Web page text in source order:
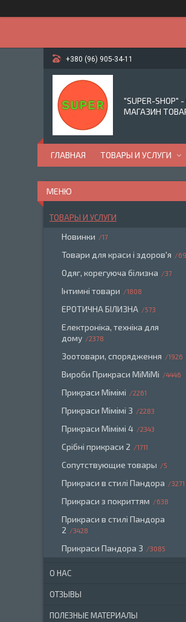
+380 (96) 905-34-11
"SUPER-
МАГАЗИН
ГЛАВНАЯ ТОВАРЫ И УСЛУГИ
ТОВАРЫ И УСЛУГИ
Новинки 17
Товари для краси і здоров'я
Одяг, корегуюча білизна 37
Інтимні товари 1808
ЕРОТИЧНА БІЛИЗНА 573
Електроніка, техніка для
дому
2378
Зоотовари, спорядження 1926
Вироби Прикраси МіМіМі 4446
Прикраси Мімімі 2261
Прикраси Мімімі 3 2283
Прикраси Мімімі 4 2343
Срібні прикраси 2 1711
Сопутствующие товары 5
Прикраси в стилі Пандора 3271
Прикраси з покриттям 638
Прикраси в стилі Пандора
2
3428
Прикраси Пандора 3 3085
О НАС
ОТЗЫВЫ
ПОЛЕЗНЫЕ МАТЕРИАЛЫ